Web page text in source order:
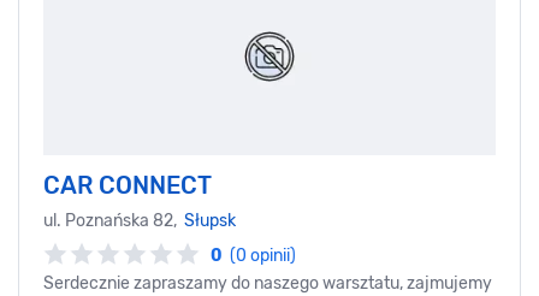
CAR CONNECT
ul. Poznańska 82, Słupsk
0 (0 opinii)
Serdecznie zapraszamy do naszego warsztatu, zajmujemy